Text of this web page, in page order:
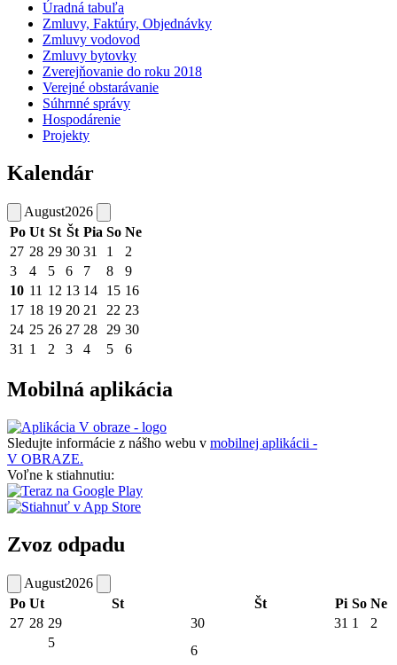
Úradná tabuľa
Zmluvy, Faktúry, Objednávky
Zmluvy vodovod
Zmluvy bytovky
Zverejňovanie do roku 2018
Verejné obstarávanie
Súhrnné správy
Hospodárenie
Projekty
Kalendár
August2026
Po Ut St Št Pia So Ne
27 28 29 30 31 1
2
3
4 5 6 7 8
9
10 11 12 13 14 15 16
17 18 19 20 21 22 23
24 25 26 27 28 29 30
31 1 2 3 4 5 6
Mobilná aplikácia
Sledujte informácie z nášho webu v mobilnej aplikácii -
V OBRAZE.
Voľne k stiahnutiu:
Zvoz odpadu
August2026
Po Ut St Št Pi So Ne
27 28 29 30 31 1 2
5
6